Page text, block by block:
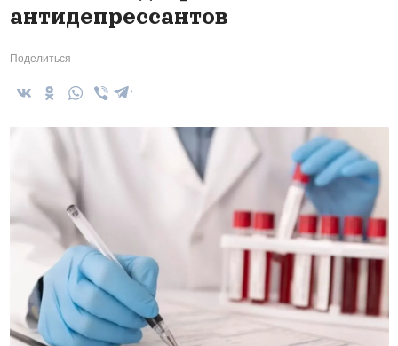
антидепрессантов
Поделиться